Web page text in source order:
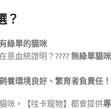
？
綠單的貓咪
意血統證明？???? 無綠單貓咪
養環境良好、繁育者負責任！
咪，【哇卡寵物】都會提供專